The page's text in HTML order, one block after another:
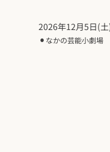
2026年12月5日(
なかの芸能小劇場
⚫︎